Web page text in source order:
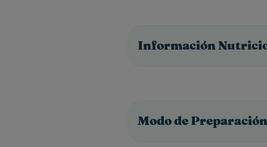
Información
Modo de Preparación